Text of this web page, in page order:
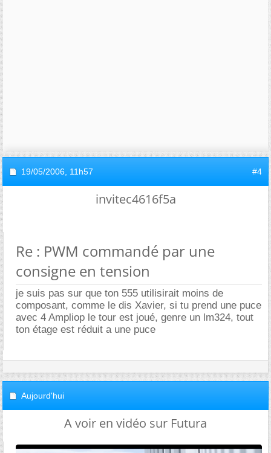
19/05/2006, 11h57 #4
invitec4616f5a
Re : PWM commandé par une
consigne en tension
je suis pas sur que ton 555 utilisirait moins de
composant, comme le dis Xavier, si tu prend une puce
avec 4 Ampliop le tour est joué, genre un lm324, tout
ton étage est réduit a une puce
Aujourd'hui
A voir en vidéo sur Futura